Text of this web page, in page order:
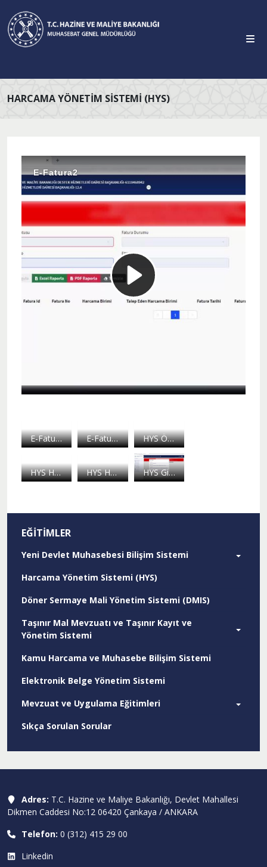
HARCAMA YÖNETIM SISTEMI (HYS)
EĞITIMLER
Yeni Devlet Muhasebesi Bilişim Sistemi
Harcama Yönetim Sistemi (HYS)
Döner Sermaye Mali Yönetim Sistemi (DMIS)
Taşınır Mal Mevzuatı ve Taşınır Kayıt ve
Yönetim Sistemi
Kamu Harcama ve Muhasebe Bilişim Sistemi
Elektronik Belge Yönetim Sistemi
Mevzuat ve Uygulama Eğitimleri
Sıkça Sorulan Sorular
E-Fatura2 E-Fatura1 HYS Ödeme Emri Belgesi Hazırlama
HYS Harcama Onaylama HYS Harcama Ekleme HYS Giriş
Adres: T.C. Hazine ve Maliye Bakanlığı, Devlet Mahallesi
Dikmen Caddesi No:12 06420 Çankaya / ANKARA
Telefon: 0 (312) 415 29 00
Linkedin